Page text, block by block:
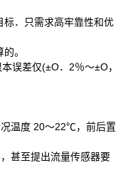
．只需求高牢靠性和优
。
误差仅(±O．2％～±O，
温度 20～22℃，前后置
甚至提出流量传感器要